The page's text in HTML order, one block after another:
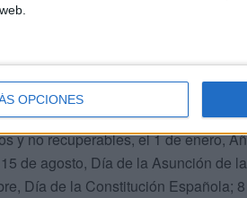
OPCIONES
y respaldada por PSOE,
y no recuperables, el 1 de enero,
de agosto, Día de la Asunción de
Día de la Constitución Española;